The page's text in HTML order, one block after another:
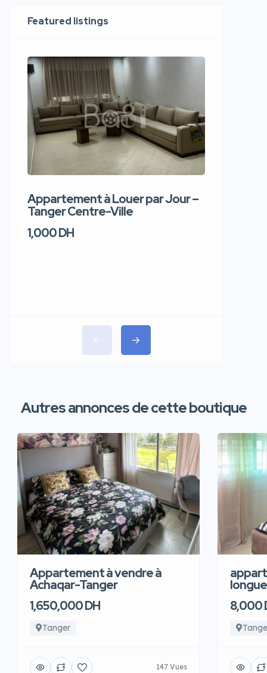
Featured listings
Appartement à Louer par Jour –
Tanger Centre-Ville
1,000 DH
Autres annonces de cette boutique
Appartement à vendre à
Achaqar-Tanger
1,650,000 DH
Tanger
147 Vues
8,000